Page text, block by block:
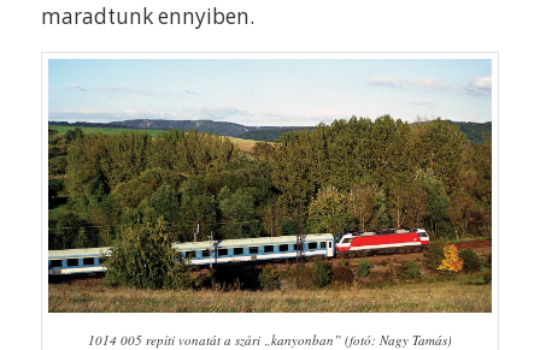
maradtunk ennyiben.
1014 005 repíti vonatát a szári „kanyonban” (fotó: Nagy Tamás)